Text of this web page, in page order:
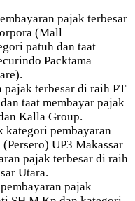
pajak terbesar
(Mall
patuh dan taat
Packtama
pajak terbesar di raih PT
taat membayar pajak
Kalla Group.
kategori pembayaran
UP3 Makassar
pajak terbesar di raih
Utara.
pajak